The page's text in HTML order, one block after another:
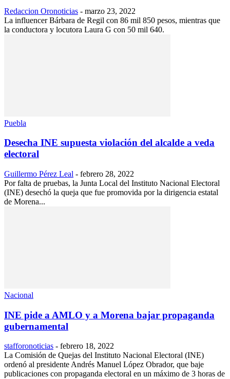
Redaccion Oronoticias - marzo 23, 2022
La influencer Bárbara de Regil con 86 mil 850 pesos, mientras que
la conductora y locutora Laura G con 50 mil 640.
Puebla
Desecha INE supuesta violación del alcalde a veda
electoral
Guillermo Pérez Leal - febrero 28, 2022
Por falta de pruebas, la Junta Local del Instituto Nacional Electoral
(INE) desechó la queja que fue promovida por la dirigencia estatal
de Morena...
Nacional
INE pide a AMLO y a Morena bajar propaganda
gubernamental
stafforonoticias - febrero 18, 2022
La Comisión de Quejas del Instituto Nacional Electoral (INE)
ordenó al presidente Andrés Manuel López Obrador, que baje
publicaciones con propaganda electoral en un máximo de 3 horas de